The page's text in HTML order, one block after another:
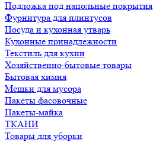
Подложка под напольные покрытия
Фурнитура для плинтусов
Посуда и кухонная утварь
Кухонные принадлежности
Текстиль для кухни
Хозяйственно-бытовые товары
Бытовая химия
Мешки для мусора
Пакеты фасовочные
Пакеты-майка
ТКАНИ
Товары для уборки